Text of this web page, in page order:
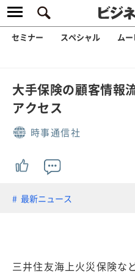
セミナー スペシャル ム
大手保険の顧客情報
アクセス
時事通信社
最新ニュース
三井住友海上火災保険な